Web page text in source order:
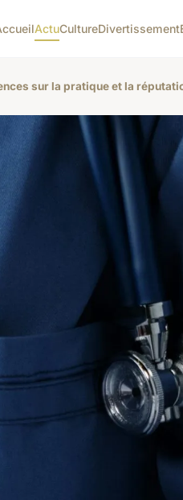
ActuCultureDivertissement
sur la pratique et la